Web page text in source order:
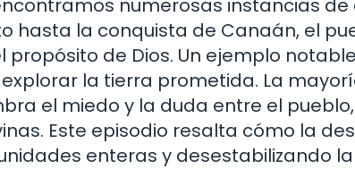
numerosas instancias de
hasta la conquista de Canaán, el
propósito de Dios. Un ejemplo
la tierra prometida. La
el miedo y la duda entre el
Este episodio resalta cómo la
enteras y desestabilizando